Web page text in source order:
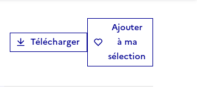
Télécharger
Ajouter
à ma
sélection